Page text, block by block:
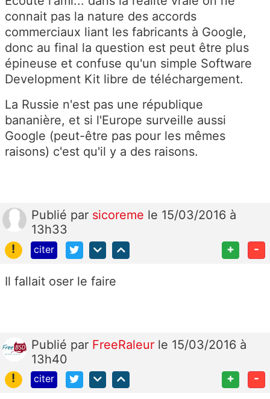
connait pas la nature des accords
commerciaux liant les fabricants à Google,
donc au final la question est peut être plus
épineuse et confuse qu'un simple Software
Development Kit libre de téléchargement.
La Russie n'est pas une république
bananière, et si l'Europe surveille aussi
Google (peut-être pas pour les mêmes
raisons) c'est qu'il y a des raisons.
Publié par sicoreme le 15/03/2016 à
13h33
!
citer + -
Il fallait oser le faire
Publié par FreeRaleur le 15/03/2016 à
13h40
!
citer + -